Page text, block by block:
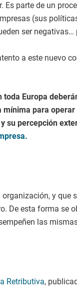
parte de un
(sus
ser
a este nuevo
Europa
para
su percepción
y
De esta forma se
las
Retributiva,